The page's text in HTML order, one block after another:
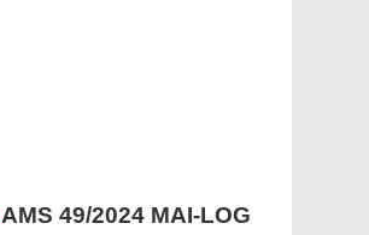
AMS 49/2024 MAI-LOG